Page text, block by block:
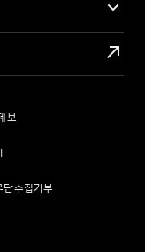
보
단수집거부